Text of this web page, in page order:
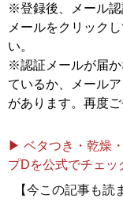
※登録後、メール
メールをクリック
い。
※認証メールが届か
ているか、メール
があります。再度ご
▶ ベタつき・乾燥
プDを公式でチェッ
【今この記事も読